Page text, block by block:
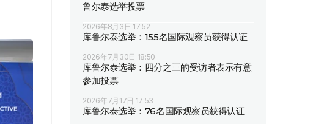
鲁尔泰选举投票
2026年8月3日 17:52
库鲁尔泰选举：155名国际观察员获得认证
2026年7月30日 18:50
库鲁尔泰选举：四分之三的受访者表示有意
参加投票
2026年7月17日 17:53
库鲁尔泰选举：76名国际观察员获得认证